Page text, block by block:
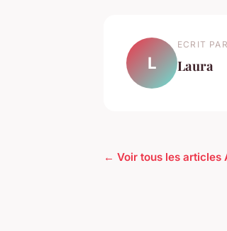
L
ECRIT PAR
Laura
← Voir tous les articles